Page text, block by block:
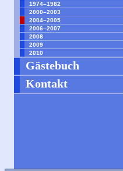
1974–1982
2000–2003
2004–2005
2006–2007
2008
2009
2010
Gästebuch
Kontakt